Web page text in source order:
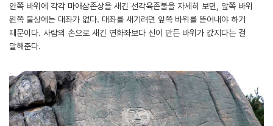
안쪽 바위에 각각 마애삼존상을 새긴 선각육존불을 자세히 보면, 앞쪽 바위
왼쪽 불상에는 대좌가 없다. 대좌를 새기려면 앞쪽 바위를 뜯어내야 하기
때문이다. 사람의 손으로 새긴 연화좌보다 신이 만든 바위가 값지다는 걸
말해준다.